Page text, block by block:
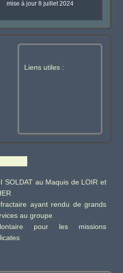
mise à jour 8 juillet 2024
Liens utiles :
SOLDAT au Maquis de LOIR et
ayant rendu de grands
au groupe
pour les missions